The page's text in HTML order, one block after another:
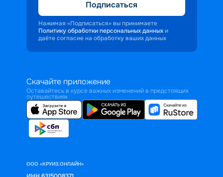
полустепью, а дальше переходит в
степи. Если повезет, можно увидеть и
цветение лотосов в дельте реки.
Подписаться
Нажимая «Подписаться» вы принимаете
Политику обработки персональных данных и
даёте согласие на обработку ваших данных
Скачайте приложение
Оставайтесь в курсе важных изменений в предстоящих
путешествиях
ООО «КРУИЗ.ОНЛАЙН»